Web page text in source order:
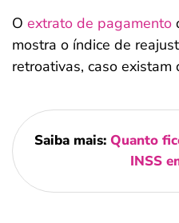
O extrato de pagamento
mostra o índice de
retroativas, caso existam
Saiba mais: Quanto
INSS